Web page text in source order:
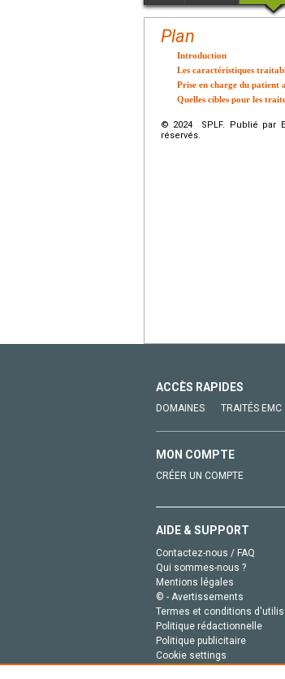
Plan
Introduction
Les caractéristiques
Prise en charge du patient
Quelles cibles pour les
© 2024 SPLF. Publié par
réservés.
ACCÈS RAPIDES
DOMAINES TRAITÉS EMC
MON COMPTE
CRÉER UN COMPTE
AIDE & SUPPORT
Contactez-nous / FAQ
Qui sommes-nous ?
Mentions légales
© - Avertissements
Termes et conditions
Politique rédactionnelle
Politique publicitaire
Cookie settings